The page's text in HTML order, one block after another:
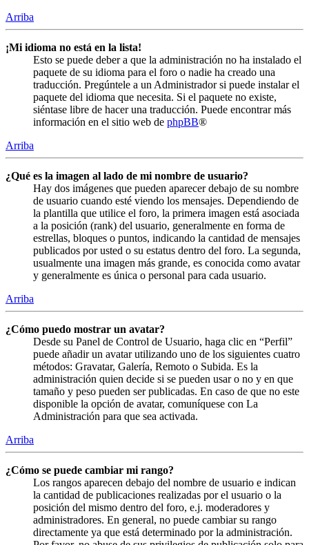
Arriba
¡Mi idioma no está en la lista!
Esto se puede deber a que la administración no ha instalado el
paquete de su idioma para el foro o nadie ha creado una
traducción. Pregúntele a un Administrador si puede instalar el
paquete del idioma que necesita. Si el paquete no existe,
siéntase libre de hacer una traducción. Puede encontrar más
información en el sitio web de phpBB®
Arriba
¿Qué es la imagen al lado de mi nombre de usuario?
Hay dos imágenes que pueden aparecer debajo de su nombre
de usuario cuando esté viendo los mensajes. Dependiendo de
la plantilla que utilice el foro, la primera imagen está asociada
a la posición (rank) del usuario, generalmente en forma de
estrellas, bloques o puntos, indicando la cantidad de mensajes
publicados por usted o su estatus dentro del foro. La segunda,
usualmente una imagen más grande, es conocida como avatar
y generalmente es única o personal para cada usuario.
Arriba
¿Cómo puedo mostrar un avatar?
Desde su Panel de Control de Usuario, haga clic en “Perfil”
puede añadir un avatar utilizando uno de los siguientes cuatro
métodos: Gravatar, Galería, Remoto o Subida. Es la
administración quien decide si se pueden usar o no y en que
tamaño y peso pueden ser publicadas. En caso de que no este
disponible la opción de avatar, comuníquese con La
Administración para que sea activada.
Arriba
¿Cómo se puede cambiar mi rango?
Los rangos aparecen debajo del nombre de usuario e indican
la cantidad de publicaciones realizadas por el usuario o la
posición del mismo dentro del foro, e.j. moderadores y
administradores. En general, no puede cambiar su rango
directamente ya que está determinado por la administración.